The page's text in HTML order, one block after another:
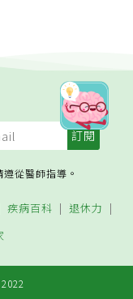
從醫師指導。
疾病百科
退休力